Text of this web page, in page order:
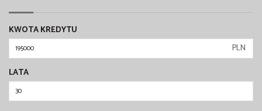
KWOTA KREDYTU
PLN
LATA